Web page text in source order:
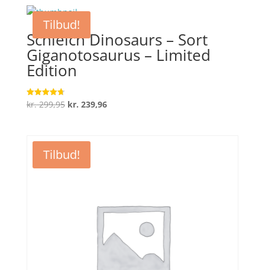
Tilbud!
Schleich Dinosaurs – Sort
Giganotosaurus – Limited
Edition
Vurderet
4.7
kr.299,95 Den
var:
kr. 299,95.
kr. 239,96Den
Tilbud!